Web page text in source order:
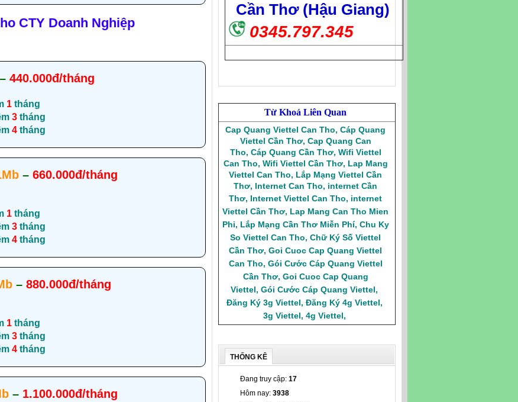
CTY Doanh Nghiệp
– 440.000đ/tháng
1 tháng
3 tháng
4 tháng
– 660.000đ/tháng
1 tháng
3 tháng
4 tháng
– 880.000đ/tháng
1 tháng
3 tháng
4 tháng
– 1.100.000đ/tháng
Cần Thơ (Hậu Giang)
0345.797.345
Từ Khoá Liên Quan
Cap Quang Viettel Can Tho, Cáp Quang
Viettel Cần Thơ, Cap Quang Can
Tho, Cáp Quang Cần Thơ, Wifi Viettel
Can Tho, Wifi Viettel Cần Thơ, Lap Mang
Viettel Can Tho, Lắp Mạng Viettel Cần
Thơ, Internet Can Tho, internet Cần
Thơ, Internet Viettel Can Tho, internet
Viettel Cần Thơ, Lap Mang Can Tho Mien
Phi, Lắp Mạng Cần Thơ Miễn Phí, Chu Ky
So Viettel Can Tho, Chữ Ký Số Viettel
Cần Thơ, Goi Cuoc Cap Quang Viettel
Can Tho, Gói Cước Cáp Quang Viettel
Cần Thơ, Goi Cuoc Cap Quang
Viettel, Gói Cước Cáp Quang Viettel,
Đăng Ký 3g Viettel, Đăng Ký 4g Viettel,
3g Viettel, 4g Viettel,
THỐNG KÊ
Đang truy cập: 17
Hôm nay: 3938